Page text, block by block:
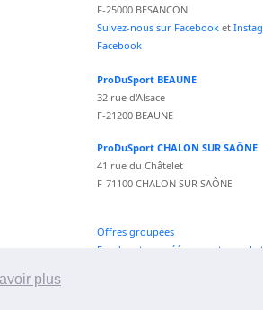
plus
F-25000 BESANCON
Suivez-nous sur Facebook et
Facebook
ProDuSport BEAUNE
32 rue d'Alsace
F-21200 BEAUNE
ProDuSport CHALON SUR SAÔNE
41 rue du Châtelet
F-71100 CHALON SUR SAÔNE
Offres groupées
Fond vecteur créé par vectorpocket -